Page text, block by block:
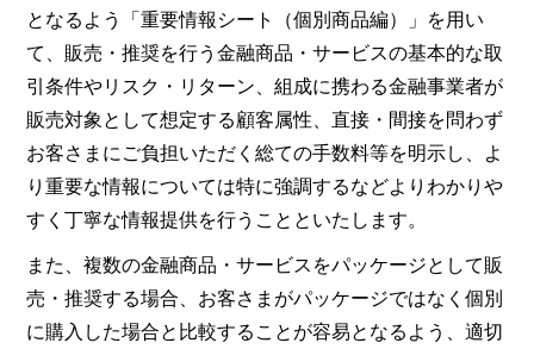
となるよう「重要情報シート（個別商品編）」を用い
て、販売・推奨を行う金融商品・サービスの基本的な取
引条件やリスク・リターン、組成に携わる金融事業者が
販売対象として想定する顧客属性、直接・間接を問わず
お客さまにご負担いただく総ての手数料等を明示し、よ
り重要な情報については特に強調するなどよりわかりや
すく丁寧な情報提供を行うことといたします。
また、複数の金融商品・サービスをパッケージとして販
売・推奨する場合、お客さまがパッケージではなく個別
に購入した場合と比較することが容易となるよう、適切